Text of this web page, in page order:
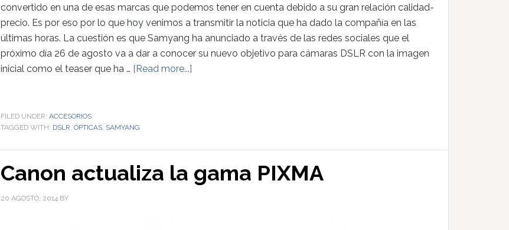
convertido en una de esas marcas que podemos tener en cuenta debido a su gran relación calidad-
precio. Es por eso por lo que hoy venimos a transmitir la noticia que ha dado la compañía en las
últimas horas. La cuestión es que Samyang ha anunciado a través de las redes sociales que el
próximo día 26 de agosto va a dar a conocer su nuevo objetivo para cámaras DSLR con la imagen
inicial como el teaser que ha … [Read more...]
FILED UNDER: ACCESORIOS
TAGGED WITH: DSLR ÓPTICAS SAMYANG
Canon actualiza la gama PIXMA
20 AGOSTO, 2014 BY